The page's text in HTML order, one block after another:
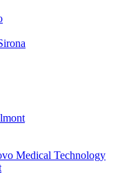
Medical Technology